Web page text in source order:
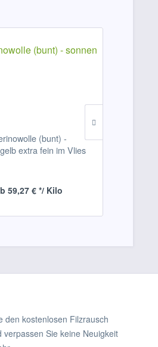
(bunt) -
extra fein im Vlies
59,27 € */ Kilo
den kostenlosen Filzrausch
verpassen Sie keine Neuigkeit